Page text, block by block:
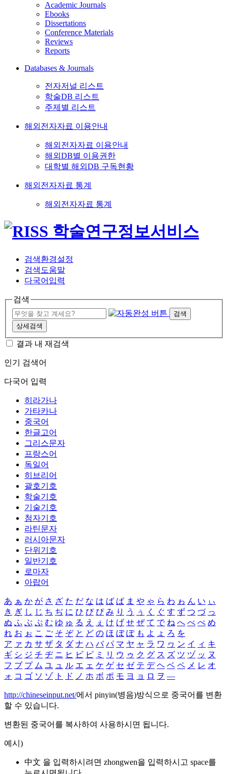
Academic Journals
Ebooks
Dissertations
Conference Materials
Reviews
Reports
Databases & Journals
전자저널 리스트
학술DB 리스트
주제별 리스트
해외전자자료 이용안내
해외전자자료 이용안내
해외DB별 이용권한
대학별 해외DB 구독현황
해외전자자료 통계
해외전자자료 통계
검색환경설정
검색도움말
다국어입력
검색
검색
상세검색
결과 내 재검색
인기 검색어
다국어 입력
히라가나
가타카나
중국어
한글고어
그리스문자
프랑스어
독일어
히브리어
괄호기호
학술기호
기술기호
첨자기호
라틴문자
러시아문자
단위기호
일반기호
로마자
아랍어
あ ぁ か が さ ざ た だ な は ば ぱ ま や ゃ ら わ ゎ ん い ぃ
き ぎ し じ ち ぢ に ひ び ぴ み り う ぅ く ぐ す ず つ づ っ
ぬ ふ ぶ ぷ む ゆ ゅ る え ぇ け げ せ ぜ て で ね へ べ ぺ め
れ お ぉ こ ご そ ぞ と ど の ほ ぼ ぽ も よ ょ ろ を
ア ァ カ サ ザ タ ダ ナ ハ バ パ マ ヤ ャ ラ ワ ヮ ン イ ィ キ
ギ シ ジ チ ヂ ニ ヒ ビ ピ ミ リ ウ ゥ ク グ ス ズ ツ ヅ ッ ヌ
フ ブ プ ム ユ ュ ル エ ェ ケ ゲ セ ゼ テ デ ヘ ベ ペ メ レ オ
ォ コ ゴ ソ ゾ ト ド ノ ホ ボ ポ モ ヨ ョ ロ ヲ ―
http://chineseinput.net/에서 pinyin(병음)방식으로 중국어를 변환
할 수 있습니다.
변환된 중국어를 복사하여 사용하시면 됩니다.
예시)
中文 을 입력하시려면 zhongwen을 입력하시고 space를